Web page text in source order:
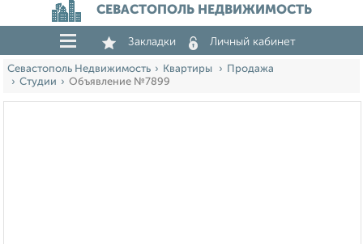
СЕВАСТОПОЛЬ НЕДВИЖИМОСТЬ
Закладки Личный кабинет
Севастополь Недвижимость Квартиры
Продажа
Студии
Объявление №7899